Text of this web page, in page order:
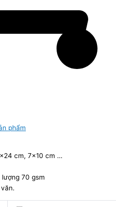
phẩm
cm, 7×10 cm …
70 gsm